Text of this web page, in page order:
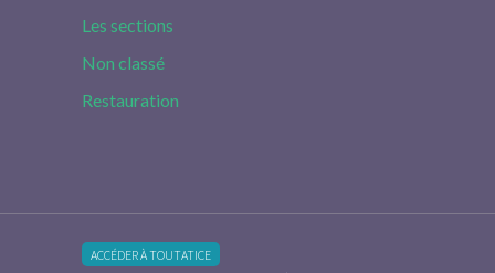
Les sections
Non classé
Restauration
ACCÉDER À TOUTATICE